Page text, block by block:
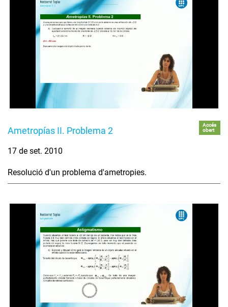
Ametropías II. Problema 2
Accés
obert
17 de set. 2010
Resolució d'un problema d'ametropies.